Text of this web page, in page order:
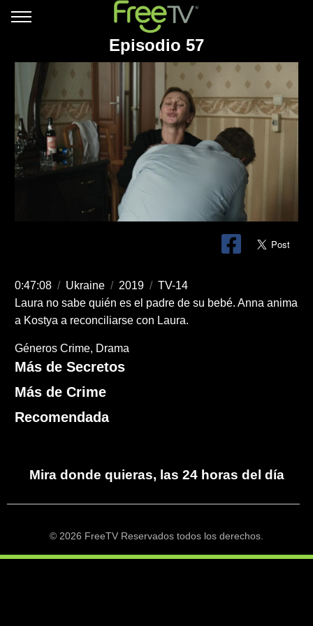
Episodio 57
0:47:08 / Ukraine / 2019 / TV-14
Laura no sabe quién es el padre de su bebé. Anna anima
a Kostya a reconciliarse con Laura.
Géneros Crime Drama
Más de Secretos
Más de Crime
Recomendada
Mira donde quieras, las 24 horas del día
© 2026 FreeTV Reservados todos los derechos.